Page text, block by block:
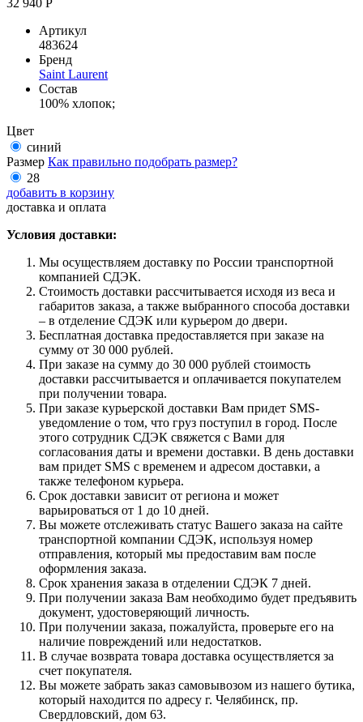
Артикул
483624
Бренд
Saint Laurent
Состав
100% хлопок;
Цвет
синий
Размер Как правильно подобрать размер?
28
добавить в корзину
доставка и оплата
Условия доставки:
Мы осуществляем доставку по России транспортной
компанией СДЭК.
Стоимость доставки рассчитывается исходя из веса и
габаритов заказа, а также выбранного способа доставки
– в отделение СДЭК или курьером до двери.
Бесплатная доставка предоставляется при заказе на
сумму от 30 000 рублей.
При заказе на сумму до 30 000 рублей стоимость
доставки рассчитывается и оплачивается покупателем
при получении товара.
При заказе курьерской доставки Вам придет SMS-
уведомление о том, что груз поступил в город. После
этого сотрудник СДЭК свяжется с Вами для
согласования даты и времени доставки. В день доставки
вам придет SMS с временем и адресом доставки, а
также телефоном курьера.
Срок доставки зависит от региона и может
варьироваться от 1 до 10 дней.
Вы можете отслеживать статус Вашего заказа на сайте
транспортной компании СДЭК, используя номер
отправления, который мы предоставим вам после
оформления заказа.
Срок хранения заказа в отделении СДЭК 7 дней.
При получении заказа Вам необходимо будет предъявить
документ, удостоверяющий личность.
При получении заказа, пожалуйста, проверьте его на
наличие повреждений или недостатков.
В случае возврата товара доставка осуществляется за
счет покупателя.
Вы можете забрать заказ самовывозом из нашего бутика,
который находится по адресу г. Челябинск, пр.
Свердловский, дом 63.